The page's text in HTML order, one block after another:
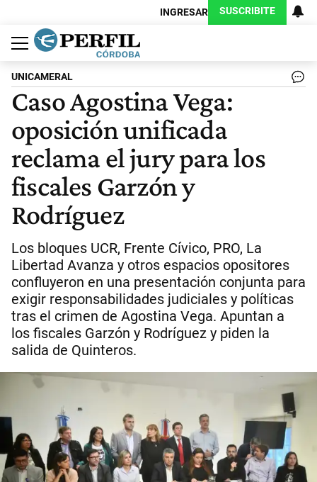
INGRESAR SUSCRIBITE
Política
Economía
Judiciales
Sociedad
Cultura
Espectáculos
Deportes
Protagonistas
UNICAMERAL
Caso Agostina Vega:
oposición unificada
reclama el jury para los
fiscales Garzón y
Rodríguez
Los bloques UCR, Frente Cívico, PRO, La
Libertad Avanza y otros espacios opositores
confluyeron en una presentación conjunta para
exigir responsabilidades judiciales y políticas
tras el crimen de Agostina Vega. Apuntan a
los fiscales Garzón y Rodríguez y piden la
salida de Quinteros.